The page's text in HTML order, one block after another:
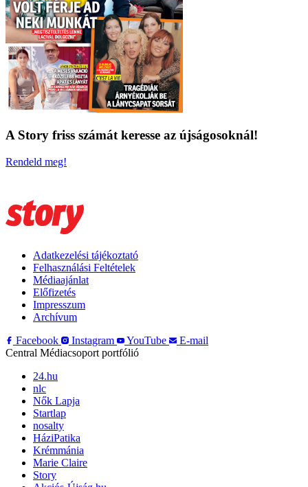
A Story friss számát keresse az újságosoknál!
Rendeld meg!
Adatkezelési tájékoztató
Felhasználási Feltételek
Médiaajánlat
Előfizetés
Impresszum
Archívum
Facebook
Instagram YouTube
E-mail
Central Médiacsoport portfólió
24.hu
nlc
Nők Lapja
Startlap
nosalty
HáziPatika
Krémmánia
Marie Claire
Story